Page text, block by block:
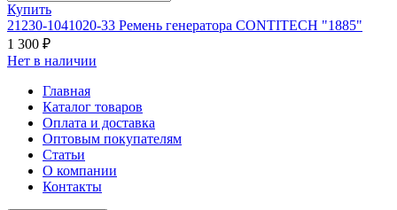
Купить
21230-1041020-33 Ремень генератора CONTITECH "1885"
1 300 ₽
Нет в наличии
Главная
Каталог товаров
Оплата и доставка
Оптовым покупателям
Статьи
О компании
Контакты